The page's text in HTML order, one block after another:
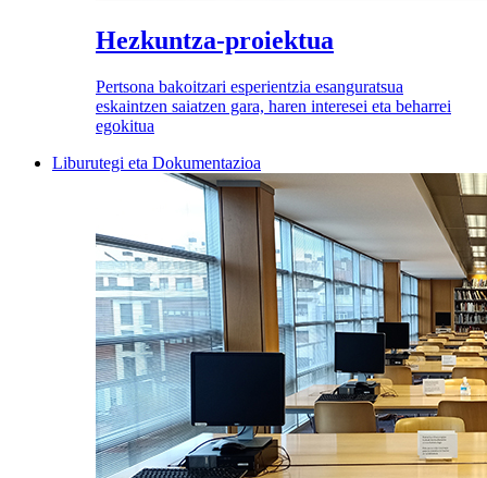
Hezkuntza-proiektua
Pertsona bakoitzari esperientzia esanguratsua
eskaintzen saiatzen gara, haren interesei eta beharrei
egokitua
Liburutegi eta Dokumentazioa